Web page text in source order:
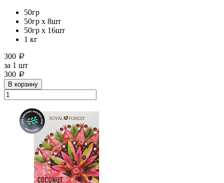
50гр
50гр х 8шт
50гр х 16шт
1 кг
300 a
за 1 шт
300 a
В корзину